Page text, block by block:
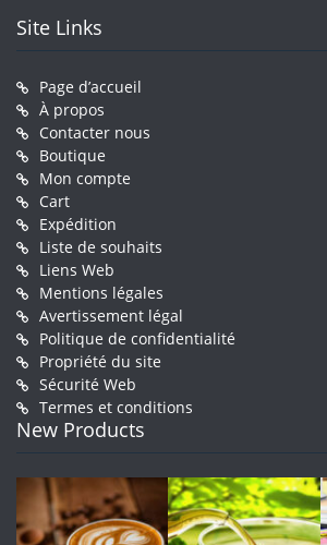
Site Links
Page d’accueil
À propos
Contacter nous
Boutique
Mon compte
Cart
Expédition
Liste de souhaits
Liens Web
Mentions légales
Avertissement légal
Politique de confidentialité
Propriété du site
Sécurité Web
Termes et conditions
New Products